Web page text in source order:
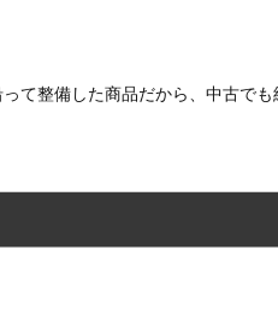
て整備した商品だから、中古で